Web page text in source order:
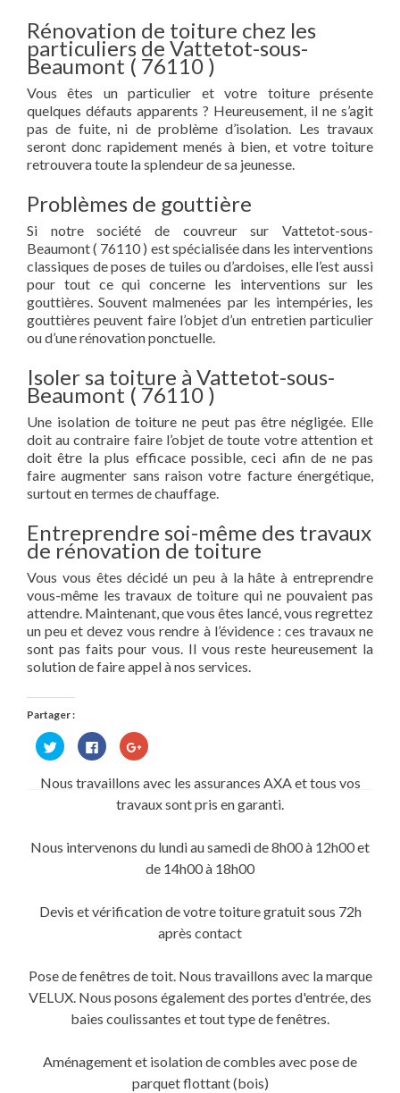
Rénovation de toiture chez les
particuliers de Vattetot-sous-
Beaumont ( 76110 )
Vous êtes un particulier et votre toiture présente
quelques défauts apparents ? Heureusement, il ne s’agit
pas de fuite, ni de problème d’isolation. Les travaux
seront donc rapidement menés à bien, et votre toiture
retrouvera toute la splendeur de sa jeunesse.
Problèmes de gouttière
Si notre société de couvreur sur Vattetot-sous-
Beaumont ( 76110 ) est spécialisée dans les interventions
classiques de poses de tuiles ou d’ardoises, elle l’est aussi
pour tout ce qui concerne les interventions sur les
gouttières. Souvent malmenées par les intempéries, les
gouttières peuvent faire l’objet d’un entretien particulier
ou d’une rénovation ponctuelle.
Isoler sa toiture à Vattetot-sous-
Beaumont ( 76110 )
Une isolation de toiture ne peut pas être négligée. Elle
doit au contraire faire l’objet de toute votre attention et
doit être la plus efficace possible, ceci afin de ne pas
faire augmenter sans raison votre facture énergétique,
surtout en termes de chauffage.
Entreprendre soi-même des travaux
de rénovation de toiture
Vous vous êtes décidé un peu à la hâte à entreprendre
vous-même les travaux de toiture qui ne pouvaient pas
attendre. Maintenant, que vous êtes lancé, vous regrettez
un peu et devez vous rendre à l’évidence : ces travaux ne
sont pas faits pour vous. Il vous reste heureusement la
solution de faire appel à nos services.
Partager :
Cliquez
pour
partager
Twitter(ouvre
Cliquez
pour
partager
sur
Facebook(ouvre
dans
une
Cliquez
pour
Google+
dans
fenêtre)
Nous travaillons avec les assurances AXA et tous vos
travaux sont pris en garanti.
Nous intervenons du lundi au samedi de 8h00 à 12h00 et
de 14h00 à 18h00
Devis et vérification de votre toiture gratuit sous 72h
après contact
Pose de fenêtres de toit. Nous travaillons avec la marque
VELUX. Nous posons également des portes d'entrée, des
baies coulissantes et tout type de fenêtres.
Aménagement et isolation de combles avec pose de
parquet flottant (bois)